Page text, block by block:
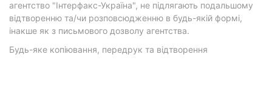
агентство "Інтерфакс-Україна", не підлягають подальшому
відтворенню та/чи розповсюдженню в будь-якій формі,
інакше як з письмового дозволу агентства.
Будь-яке копіювання, передрук та відтворення